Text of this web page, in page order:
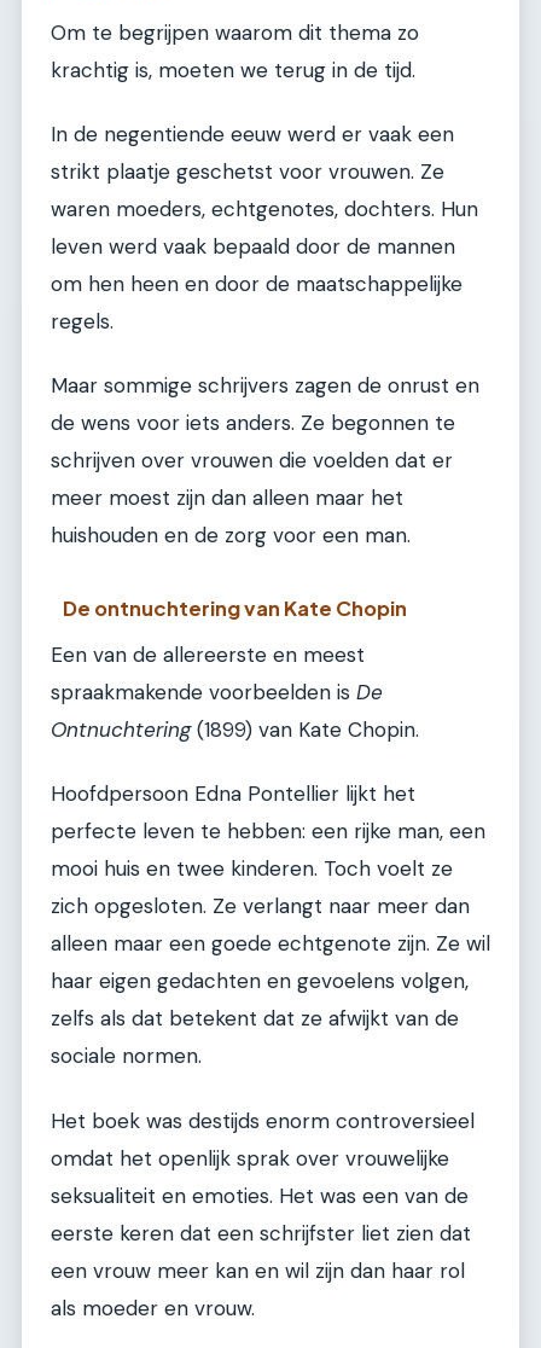
Om te begrijpen waarom dit thema zo
krachtig is, moeten we terug in de tijd.
In de negentiende eeuw werd er vaak een
strikt plaatje geschetst voor vrouwen. Ze
waren moeders, echtgenotes, dochters. Hun
leven werd vaak bepaald door de mannen
om hen heen en door de maatschappelijke
regels.
Maar sommige schrijvers zagen de onrust en
de wens voor iets anders. Ze begonnen te
schrijven over vrouwen die voelden dat er
meer moest zijn dan alleen maar het
huishouden en de zorg voor een man.
De ontnuchtering van Kate Chopin
Een van de allereerste en meest
spraakmakende voorbeelden is De
Ontnuchtering(1899) van Kate Chopin.
Hoofdpersoon Edna Pontellier lijkt het
perfecte leven te hebben: een rijke man, een
mooi huis en twee kinderen. Toch voelt ze
zich opgesloten. Ze verlangt naar meer dan
alleen maar een goede echtgenote zijn. Ze wil
haar eigen gedachten en gevoelens volgen,
zelfs als dat betekent dat ze afwijkt van de
sociale normen.
Het boek was destijds enorm controversieel
omdat het openlijk sprak over vrouwelijke
seksualiteit en emoties. Het was een van de
eerste keren dat een schrijfster liet zien dat
een vrouw meer kan en wil zijn dan haar rol
als moeder en vrouw.